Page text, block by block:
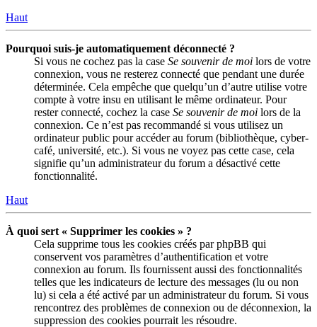
Haut
Pourquoi suis-je automatiquement déconnecté ?
Si vous ne cochez pas la case Se souvenir de moi lors de votre
connexion, vous ne resterez connecté que pendant une durée
déterminée. Cela empêche que quelqu’un d’autre utilise votre
compte à votre insu en utilisant le même ordinateur. Pour
rester connecté, cochez la case Se souvenir de moi lors de la
connexion. Ce n’est pas recommandé si vous utilisez un
ordinateur public pour accéder au forum (bibliothèque, cyber-
café, université, etc.). Si vous ne voyez pas cette case, cela
signifie qu’un administrateur du forum a désactivé cette
fonctionnalité.
Haut
À quoi sert « Supprimer les cookies » ?
Cela supprime tous les cookies créés par phpBB qui
conservent vos paramètres d’authentification et votre
connexion au forum. Ils fournissent aussi des fonctionnalités
telles que les indicateurs de lecture des messages (lu ou non
lu) si cela a été activé par un administrateur du forum. Si vous
rencontrez des problèmes de connexion ou de déconnexion, la
suppression des cookies pourrait les résoudre.